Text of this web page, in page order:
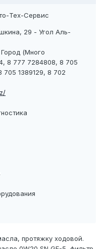
Тех-Сервис
29 - Угол Аль-
(Много
8 777 7284808, 8 705
705 1389129, 8 702
протяжку ходовой.